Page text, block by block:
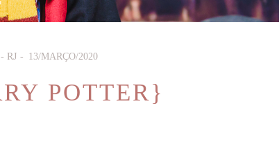
RJ 13/MARÇO/2020
POTTER}